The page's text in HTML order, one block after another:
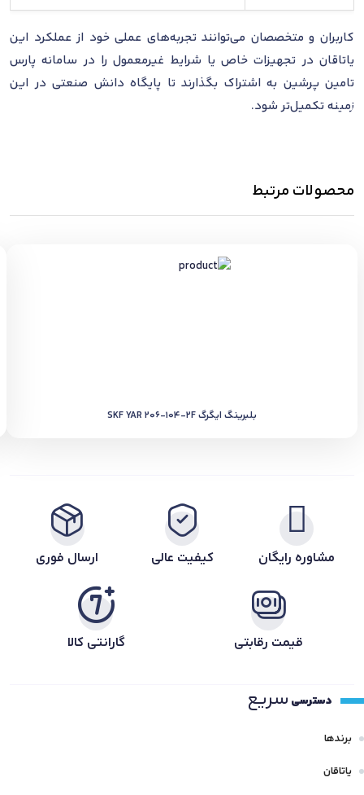
کاربران و متخصصان می‌توانند تجربه‌های عملی خود از عملکرد این
یاتاقان در تجهیزات خاص یا شرایط غیرمعمول را در سامانه پارس
تامین پرشین به اشتراک بگذارند تا پایگاه دانش صنعتی در این
زمینه تکمیل‌تر شود.
محصولات مرتبط
بلبرینگ ایگرگ SKF YAR 206-104-2F
مشاوره رایگان کیفیت عالی ارسال فوری
قیمت رقابتی گارانتی کالا
دسترسی سریع
برندها
یاتاقان